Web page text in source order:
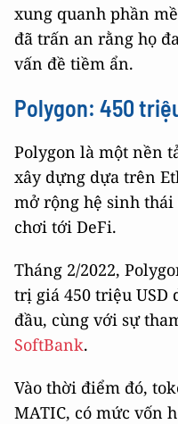
xung quanh phần
đã trấn an rằng họ
vấn đề tiềm ẩn.
Polygon: 450
Polygon là một nền
xây dựng dựa trên
mở rộng hệ sinh
chơi tới DeFi.
Tháng 2/2022,
trị giá 450 triệu USD
đầu, cùng với sự
SoftBank.
Vào thời điểm đó,
MATIC, có mức vốn